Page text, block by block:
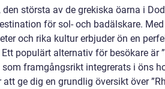
den största av de grekiska öarna i
för sol- och badälskare.
och rika kultur erbjuder ön en
populärt alternativ för besökare är
som framgångsrikt integrerats i öns
att ge dig en grundlig översikt över